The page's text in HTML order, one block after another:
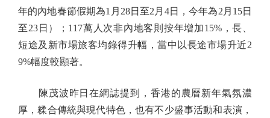
年的內地春節假期為1月28日至2月4日，今年為2月15日
至23日）；117萬人次非內地客則按年增加15%，長、
短途及新市場旅客均錄得升幅，當中以長途市場升近2
9%幅度較顯著。
陳茂波昨日在網誌提到，香港的農曆新年氣氛濃
厚，糅合傳統與現代特色，也有不少盛事活動和表演，